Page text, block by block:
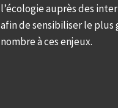
l’écologie auprès des
afin de sensibiliser le plus
nombre à ces enjeux.